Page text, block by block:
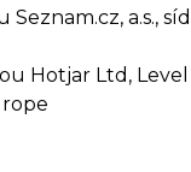
a.s.,
Hotjar Ltd, Level